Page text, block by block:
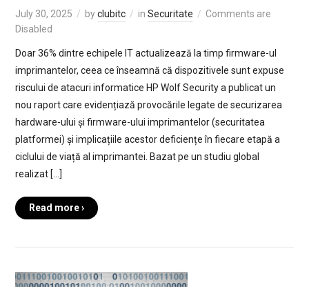
July 30, 2025 byclubitc in Securitate
Comments are
Disabled
Doar 36% dintre echipele IT actualizează la timp firmware-ul
imprimantelor, ceea ce înseamnă că dispozitivele sunt expuse
riscului de atacuri informatice HP Wolf Security a publicat un
nou raport care evidențiază provocările legate de securizarea
hardware-ului și firmware-ului imprimantelor (securitatea
platformei) și implicațiile acestor deficiențe în fiecare etapă a
ciclului de viață al imprimantei. Bazat pe un studiu global
realizat […]
Read more ›